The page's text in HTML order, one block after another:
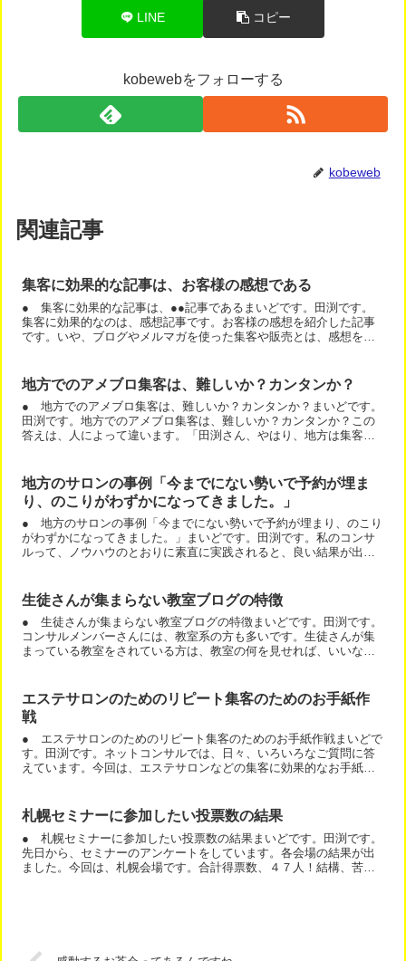
LINE コピー
kobewebをフォローする
kobeweb
関連記事
集客に効果的な記事は、お客様の感想である
● 集客に効果的な記事は、●●記事であるまいどです。田渕です。
集客に効果的なのは、感想記事です。お客様の感想を紹介した記事
です。いや、ブログやメルマガを使った集客や販売とは、感想を見
地方でのアメブロ集客は、難しいか？カンタンか？
● 地方でのアメブロ集客は、難しいか？カンタンか？まいどです。
田渕です。地方でのアメブロ集客は、難しいか？カンタンか？この
答えは、人によって違います。「田渕さん、やはり、地方は集客で
地方のサロンの事例「今までにない勢いで予約が埋ま
り、のこりがわずかになってきました。」
● 地方のサロンの事例「今までにない勢いで予約が埋まり、のこり
がわずかになってきました。」まいどです。田渕です。私のコンサ
ルって、ノウハウのとおりに素直に実践されると、良い結果が出ま
生徒さんが集まらない教室ブログの特徴
● 生徒さんが集まらない教室ブログの特徴まいどです。田渕です。
コンサルメンバーさんには、教室系の方も多いです。生徒さんが集
まっている教室をされている方は、教室の何を見せれば、いいなー
エステサロンのためのリピート集客のためのお手紙作
戦
● エステサロンのためのリピート集客のためのお手紙作戦まいどで
す。田渕です。ネットコンサルでは、日々、いろいろなご質問に答
えています。今回は、エステサロンなどの集客に効果的なお手紙作
札幌セミナーに参加したい投票数の結果
● 札幌セミナーに参加したい投票数の結果まいどです。田渕です。
先日から、セミナーのアンケートをしています。各会場の結果が出
ました。今回は、札幌会場です。合計得票数、４７人！結構、苦戦